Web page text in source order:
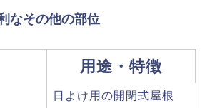
なその他の部位
用途・特徴
日よけ用の開閉式屋根